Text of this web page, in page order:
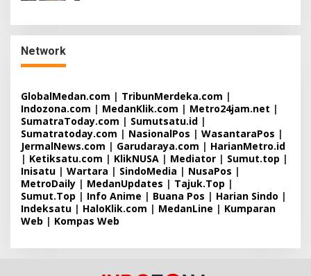
Network
GlobalMedan.com | TribunMerdeka.com |
Indozona.com | MedanKlik.com | Metro24jam.net |
SumatraToday.com | Sumutsatu.id |
Sumatratoday.com | NasionalPos | WasantaraPos |
JermalNews.com | Garudaraya.com | HarianMetro.id
| Ketiksatu.com | KlikNUSA | Mediator | Sumut.top |
Inisatu | Wartara | SindoMedia | NusaPos |
MetroDaily | MedanUpdates | Tajuk.Top |
Sumut.Top | Info Anime | Buana Pos | Harian Sindo |
Indeksatu | HaloKlik.com | MedanLine | Kumparan
Web | Kompas Web